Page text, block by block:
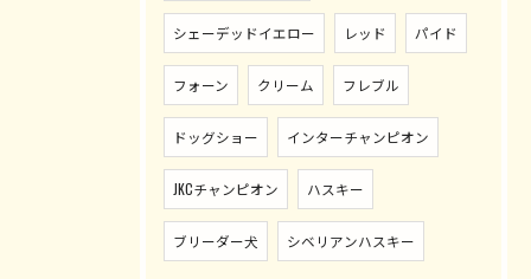
シェーデッドイエロー レッド パイド
フォーン クリーム フレブル
ドッグショー インターチャンピオン
JKCチャンピオン ハスキー
ブリーダー犬 シベリアンハスキー